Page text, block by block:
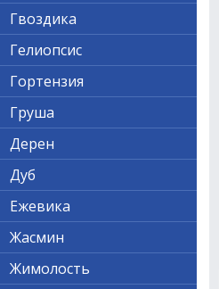
Гвоздика
Гелиопсис
Гортензия
Груша
Дерен
Дуб
Ежевика
Жасмин
Жимолость